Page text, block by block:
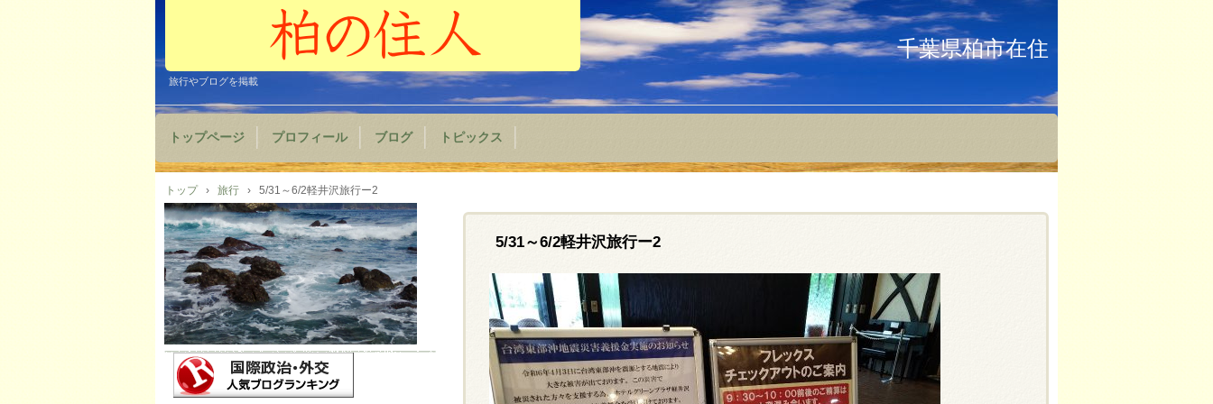
旅行やブログを掲載
千葉県柏市在住
トップページ プロフィール ブログ トピックス
トップ › 旅行 › 5/31～6/2軽井沢旅行ー2
5/31～6/2軽井沢旅行ー2